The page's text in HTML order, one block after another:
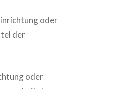
oder
der
oder